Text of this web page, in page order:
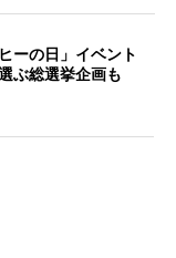
ーの日」イベント
ぶ総選挙企画も